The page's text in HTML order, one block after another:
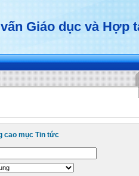
Giáo dục và Hợp
cao mục Tin tức